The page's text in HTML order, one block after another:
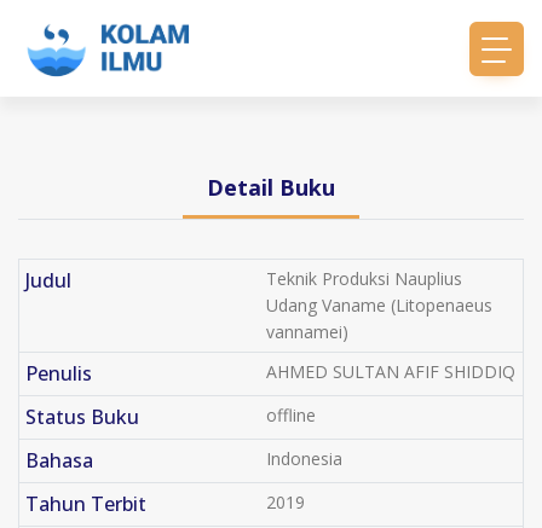
Detail Buku
Judul
Teknik Produksi Nauplius
Udang Vaname (Litopenaeus
vannamei)
Penulis AHMED SULTAN AFIF SHIDDIQ
Status Buku offline
Bahasa Indonesia
Tahun Terbit 2019